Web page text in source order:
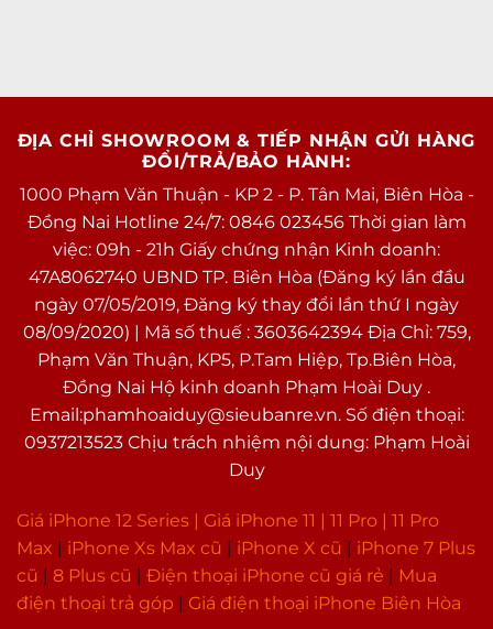
ĐỊA CHỈ SHOWROOM & TIẾP NHẬN GỬI HÀNG
ĐỔI/TRẢ/BẢO HÀNH:
1000 Phạm Văn Thuận - KP 2 - P. Tân Mai, Biên Hòa -
Đồng Nai Hotline 24/7: 0846 023456 Thời gian làm
việc: 09h - 21h Giấy chứng nhận Kinh doanh:
47A8062740 UBND TP. Biên Hòa (Đăng ký lần đầu
ngày 07/05/2019, Đăng ký thay đổi lần thứ I ngày
08/09/2020) | Mã số thuế : 3603642394 Địa Chỉ: 759,
Phạm Văn Thuận, KP5, P.Tam Hiệp, Tp.Biên Hòa,
Đồng Nai Hộ kinh doanh Phạm Hoài Duy .
Email:phamhoaiduy@sieubanre.vn. Số điện thoại:
0937213523 Chịu trách nhiệm nội dung: Phạm Hoài
Duy
Giá iPhone 12 Series | Giá iPhone 11 | 11 Pro | 11 Pro
Max | iPhone Xs Max cũ | iPhone X cũ | iPhone 7 Plus
cũ | 8 Plus cũ | Điện thoại iPhone cũ giá rẻ | Mua
điện thoại trả góp | Giá điện thoại iPhone Biên Hòa